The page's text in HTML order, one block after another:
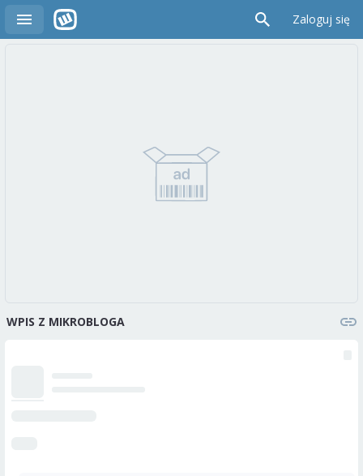
Zaloguj się
WPIS Z MIKROBLOGA